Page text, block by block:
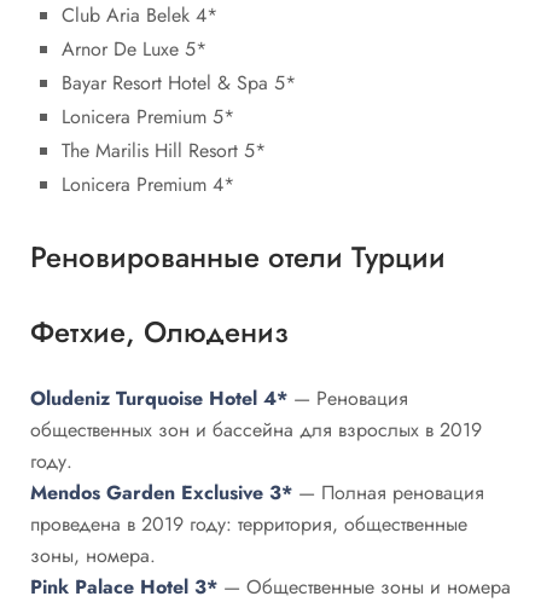
Club Aria Belek 4*
Arnor De Luxe 5*
Bayar Resort Hotel & Spa 5*
Lonicera Premium 5*
The Marilis Hill Resort 5*
Lonicera Premium 4*
Реновированные отели Турции
Фетхие, Олюдениз
Oludeniz Turquoise Hotel 4* — Реновация
общественных зон и бассейна для взрослых в 2019
году.
Mendos Garden Exclusive 3* — Полная реновация
проведена в 2019 году: территория, общественные
зоны, номера.
Pink Palace Hotel 3* — Общественные зоны и номера